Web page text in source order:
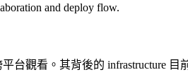
and deploy flow.
觀看。其背後的 infrastructure 目